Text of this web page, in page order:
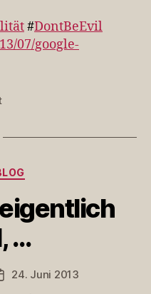
#Netzneutralität…
#DontBeEvil
07/google-
…
24. Juni 2013